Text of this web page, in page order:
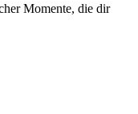
Momente, die dir